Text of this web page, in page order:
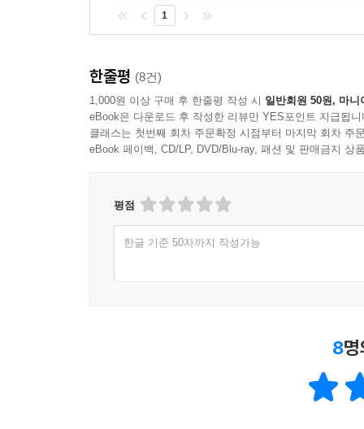
1
한줄평 (8건)
1,000원 이상 구매 후 한줄평 작성 시 일반회원 50원, 마니
eBook은 다운로드 후 작성한 리뷰만 YES포인트 지급됩니
클래스는 첫번째 회차 주문확정 시점부터 마지막 회차 주
eBook 페이백, CD/LP, DVD/Blu-ray, 패션 및 판매금지 상
평점
한글 기준 50자까지 작성가능
8